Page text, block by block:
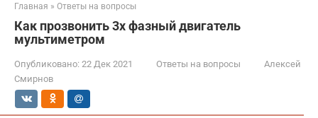
Главная » Ответы на вопросы
Как прозвонить 3х фазный двигатель
мультиметром
Опубликовано: 22 Дек 2021 Ответы на вопросы
Алексей
Смирнов